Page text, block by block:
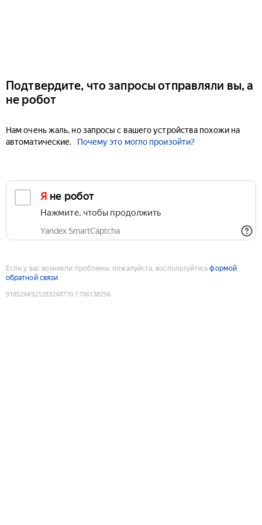
Подтвердите, что запросы отправляли вы, а
не робот
Нам очень жаль, но запросы с вашего устройства похожи на
автоматические.
Почему это могло произойти?
Я не робот
Нажмите, чтобы продолжить
Yandex SmartCaptcha
Если у вас возникли проблемы, пожалуйста, воспользуйтесьформой
обратной связи
9185244921283248770:1786138256